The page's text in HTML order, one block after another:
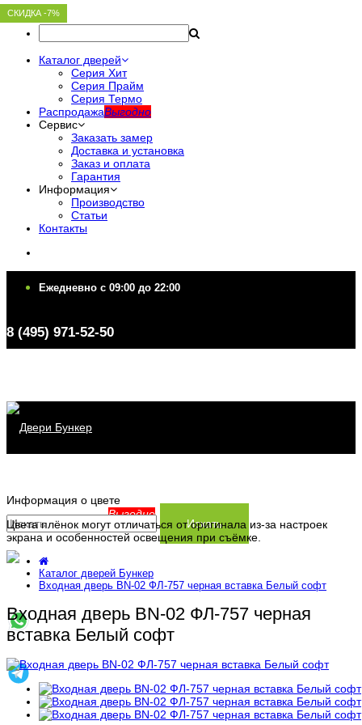
Каталог дверей
Серия Хит
Серия Прайм
Серия Термо
РаспродажаВыгодно
Сервис
Заказать замер
Доставка и установка
Заказ и оплата
Гарантия
Информация
Производство
Статьи
Контакты
Ежедневно c 09:00 до 22:00
8 (495) 971-52-50
Серия Хит
Серия Термо
РаспродажаВыгодно
Заказать замер
Доставка и установка
Заказ и оплата
Информация
Производство
Статьи
Контакты
Искать
Информация о цвете
Цвета плёнок могут отличаться от оригинала из-за настроек
экрана и особенностей освещения при съёмке.
Каталог дверей Бункер
Входная дверь BN-02 ФЛ-757 черная вставка Белый софт
Входная дверь BN-02 ФЛ-757 черная
вставка Белый софт
СКИДКА -7%
СКИДКА -7%
СКИДКА -7%
СКИДКА -7%
СКИДКА -7%